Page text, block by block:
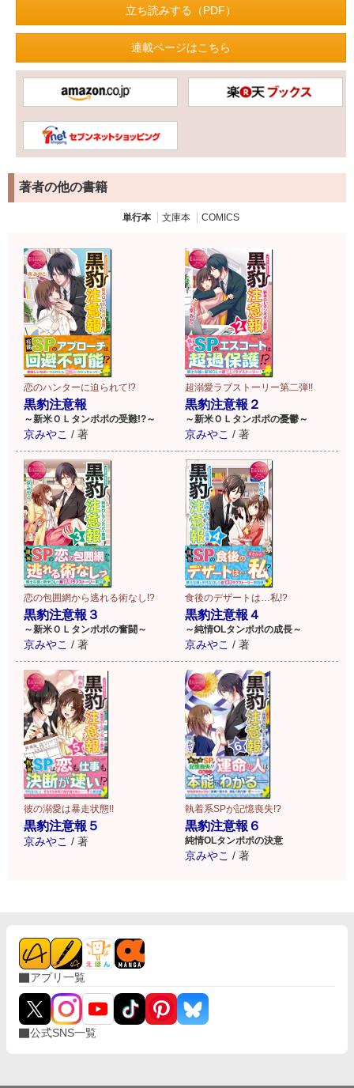
立ち読みする（PDF）
連載ページはこちら
著者の他の書籍
単行本 文庫本 COMICS
恋のハンターに迫られて!?
黒豹注意報
～新米ＯＬタンポポの受難!?～
京みやこ / 著
超溺愛ラブストーリー第二弾!!
黒豹注意報２
～新米ＯＬタンポポの憂鬱～
京みやこ / 著
恋の包囲網から逃れる術なし!?
黒豹注意報３
～新米ＯＬタンポポの奮闘～
京みやこ / 著
食後のデザートは…私!?
黒豹注意報４
～純情OLタンポポの成長～
京みやこ / 著
彼の溺愛は暴走状態!!
黒豹注意報５
京みやこ / 著
執着系SPが記憶喪失!?
黒豹注意報６
純情OLタンポポの決意
京みやこ / 著
アプリ一覧
公式SNS一覧